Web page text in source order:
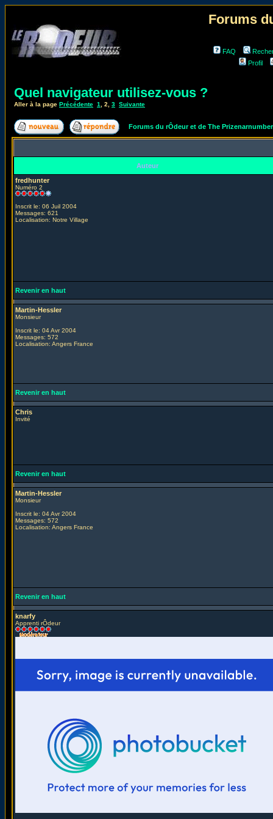
Forums
FAQ
Profil
Quel navigateur utilisez-vous ?
Aller à la page Précédente 1 2 3 Suivante
Forums du rÔdeur et de The
Auteur
fredhunter
Numéro 2
Inscrit le: 06 Juil 2004
Messages: 621
Localisation: Notre Village
Revenir en haut
Martin-Hessler
Monsieur
Inscrit le: 04 Avr 2004
Messages: 572
Localisation: Angers France
Revenir en haut
Chris
Invité
Revenir en haut
Martin-Hessler
Monsieur
Inscrit le: 04 Avr 2004
Messages: 572
Localisation: Angers France
Revenir en haut
knarfy
Apprenti rÔdeur